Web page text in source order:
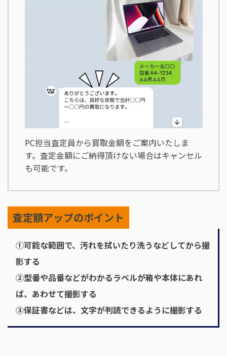
PC担当査定員から買取金額をご案内いたしま
す。査定金額にご納得頂けない場合はキャンセル
も可能です。
査定額アップのポイント
➀可能な範囲で、汚れを拭いたり洗うなどしてから撮
影する
➁型番や品番などがわかるラベルが箱や本体にあれ
ば、あわせて撮影する
➂保証書などは、文字が判読できるように撮影する